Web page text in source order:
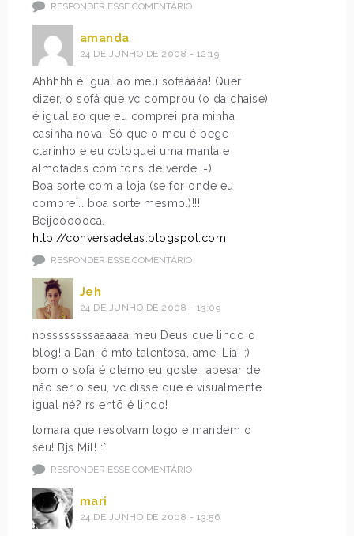
RESPONDER ESSE COMENTÁRIO
amanda
24 DE JUNHO DE 2008 - 12:19
Ahhhhh é igual ao meu sofááááá! Quer
dizer, o sofá que vc comprou (o da chaise)
é igual ao que eu comprei pra minha
casinha nova. Só que o meu é bege
clarinho e eu coloquei uma manta e
almofadas com tons de verde. =)
Boa sorte com a loja (se for onde eu
comprei… boa sorte mesmo.)!!!
Beijoooooca.
http://conversadelas.blogspot.com
RESPONDER ESSE COMENTÁRIO
Jeh
24 DE JUNHO DE 2008 - 13:09
nossssssssaaaaaa meu Deus que lindo o
blog! a Dani é mto talentosa, amei Lia! ;)
bom o sofá é otemo eu gostei, apesar de
não ser o seu, vc disse que é visualmente
igual né? rs entõ é lindo!
tomara que resolvam logo e mandem o
seu! Bjs Mil! :*
RESPONDER ESSE COMENTÁRIO
mari
24 DE JUNHO DE 2008 - 13:56